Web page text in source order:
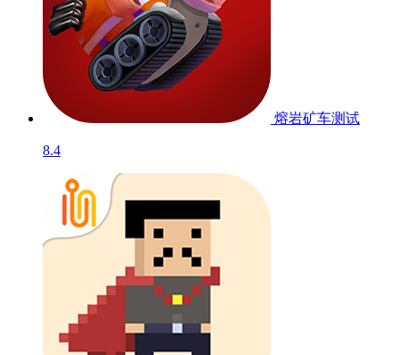
熔岩矿车测试
8.4